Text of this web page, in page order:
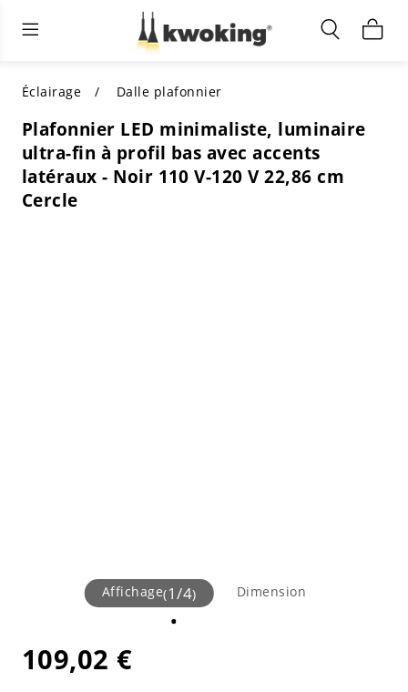
Meubles de salon
TOUS LES MEUBLES DE SALON
MEILLEURS CHOIX
ACHETEZ PAR STYLE
Éclairage intérieur
Acheter par catégorie
ACHETEZ PAR STYLE
Shop by Colors
Éclairage extérieur
TOUT L'ÉCLAIRAGE POUR
ACHETEZ PAR CATÉGORIE
ACHETEZ PAR STYLE
Éclairage Dalle plafonnier
Plafonnier LED minimaliste, luminaire
ultra-fin à profil bas avec accents
latéraux - Noir 110 V-120 V 22,86 cm
Cercle
Affichage(1/4) Dimension
109,02 €